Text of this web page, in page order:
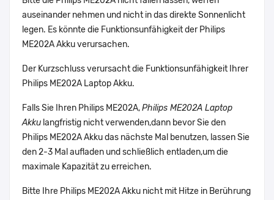
auseinander nehmen und nicht in das direkte Sonnenlicht
legen. Es könnte die Funktionsunfähigkeit der Philips
ME202A Akku verursachen.
Der Kurzschluss verursacht die Funktionsunfähigkeit Ihrer
Philips ME202A Laptop Akku.
Falls Sie Ihren Philips ME202A,Philips ME202A Laptop
Akku langfristig nicht verwenden,dann bevor Sie den
Philips ME202A Akku das nächste Mal benutzen, lassen Sie
den 2-3 Mal aufladen und schließlich entladen,um die
maximale Kapazität zu erreichen.
Bitte Ihre Philips ME202A Akku nicht mit Hitze in Berührung